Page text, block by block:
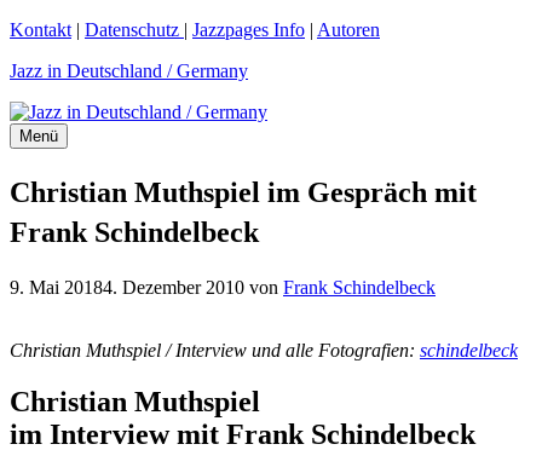
Zum
springen
Kontakt | Datenschutz | Jazzpages Info | Autoren
Jazz in Deutschland / Germany
Menü
Christian Muthspiel im Gespräch mit
Frank Schindelbeck
9. Mai 20184. Dezember 2010 von Frank Schindelbeck
Christian Muthspiel /Interview und alle Fotografien: schindelbeck
Christian Muthspiel
im Interview mit Frank Schindelbeck